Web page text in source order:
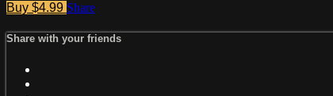
Buy $4.99 Share
Share with your friends